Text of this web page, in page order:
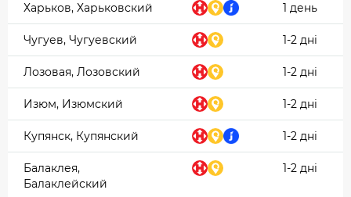
Харьков, Харьковский 1 день
Чугуев, Чугуевский 1-2 дні
Лозовая, Лозовский 1-2 дні
Изюм, Изюмский 1-2 дні
Купянск, Купянский 1-2 дні
Балаклея,
Балаклейский
1-2 дні